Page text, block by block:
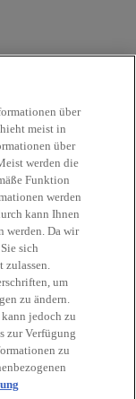
w
i
r
d
w
i
r
HilfeImpressum
über
meist in
über
werden die
Funktion
werden
kann Ihnen
werden. Da wir
sich
zulassen.
um
zu ändern.
jedoch zu
zur Verfügung
zu